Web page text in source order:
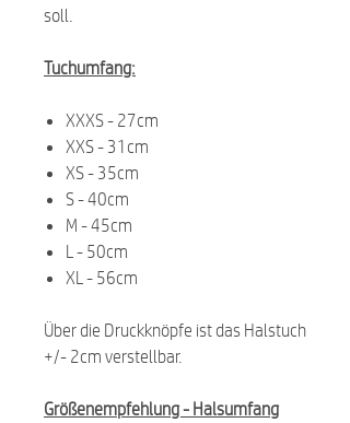
soll.
Tuchumfang:
XXXS - 27cm
XXS - 31cm
XS - 35cm
S - 40cm
M - 45cm
L - 50cm
XL - 56cm
Über die Druckknöpfe ist das Halstuch
+/- 2cm verstellbar.
Größenempfehlung - Halsumfang